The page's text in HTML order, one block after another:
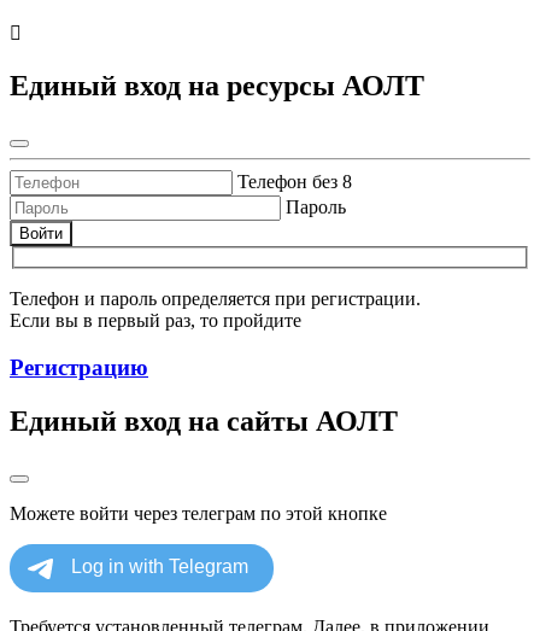
Единый вход на ресурсы АОЛТ
Телефон без 8
Пароль
Войти
Телефон и пароль определяется при регистрации.
Если вы в первый раз, то пройдите
Регистрацию
Единый вход на сайты АОЛТ
Можете войти через телеграм по этой кнопке
Требуется установленный телеграм. Далее, в приложении